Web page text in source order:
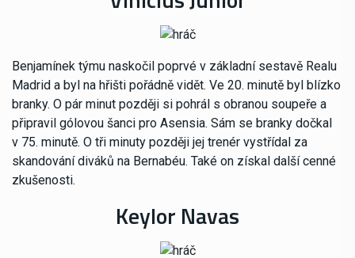
Benjamínek týmu naskočil poprvé v základní sestavě Realu
Madrid a byl na hřišti pořádně vidět. Ve 20. minutě byl blízko
branky. O pár minut později si pohrál s obranou soupeře a
připravil gólovou šanci pro Asensia. Sám se branky dočkal
v 75. minutě. O tři minuty později jej trenér vystřídal za
skandování diváků na Bernabéu. Také on získal další cenné
zkušenosti.
Keylor Navas